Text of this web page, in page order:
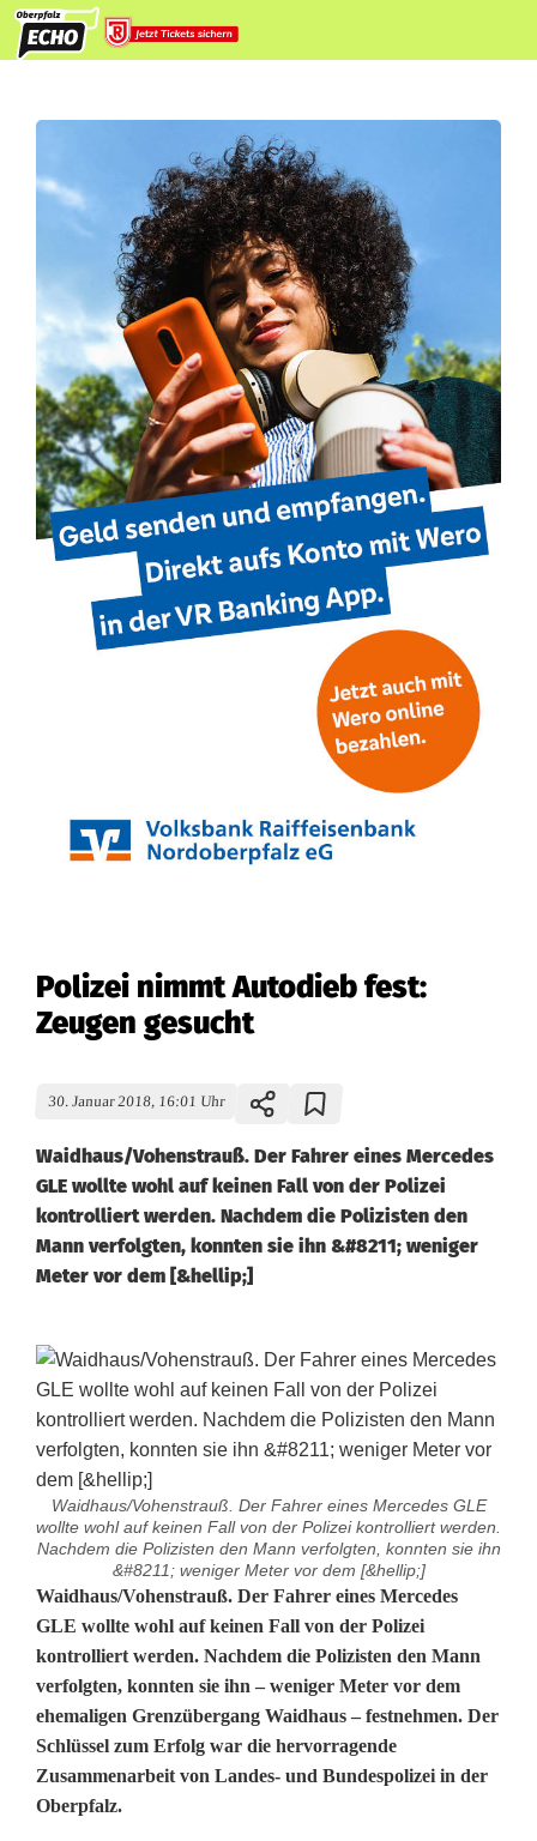
Polizei nimmt Autodieb fest:
Zeugen gesucht
30. Januar 2018, 16:01 Uhr
Waidhaus/Vohenstrauß. Der Fahrer eines Mercedes
GLE wollte wohl auf keinen Fall von der Polizei
kontrolliert werden. Nachdem die Polizisten den
Mann verfolgten, konnten sie ihn &#8211; weniger
Meter vor dem [&hellip;]
Waidhaus/Vohenstrauß. Der Fahrer eines Mercedes GLE
wollte wohl auf keinen Fall von der Polizei kontrolliert werden.
Nachdem die Polizisten den Mann verfolgten, konnten sie ihn
&#8211; weniger Meter vor dem [&hellip;]
P
o
l
i
z
Waidhaus/Vohenstrauß. Der Fahrer eines Mercedes
GLE wollte wohl auf keinen Fall von der Polizei
kontrolliert werden. Nachdem die Polizisten den Mann
verfolgten, konnten sie ihn – weniger Meter vor dem
ehemaligen Grenzübergang Waidhaus – festnehmen. Der
Schlüssel zum Erfolg war die hervorragende
Zusammenarbeit von Landes- und Bundespolizei in der
Oberpfalz.